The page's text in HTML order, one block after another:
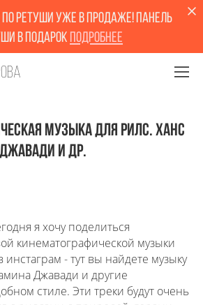
ретуши уже в продаже! Панель
в подарок Подробнее
музыка для рилс. Ханс
и др.
я хочу поделиться
кинематографической музыки
- тут вы найдете музыку
Джавади и другие
стиле. Эти треки будут очень